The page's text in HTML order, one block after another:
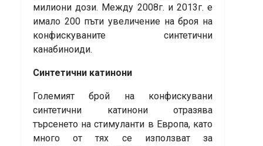
милиони дози. Между 2008г. и 2013г. е
имало 200 пъти увеличение на броя на
конфискуваните синтетични
канабиноиди.
Синтетични катинони
Големият брой на конфискувани
синтетични катинони отразява
търсенето на стимуланти в Европа, като
много от тях се използват за